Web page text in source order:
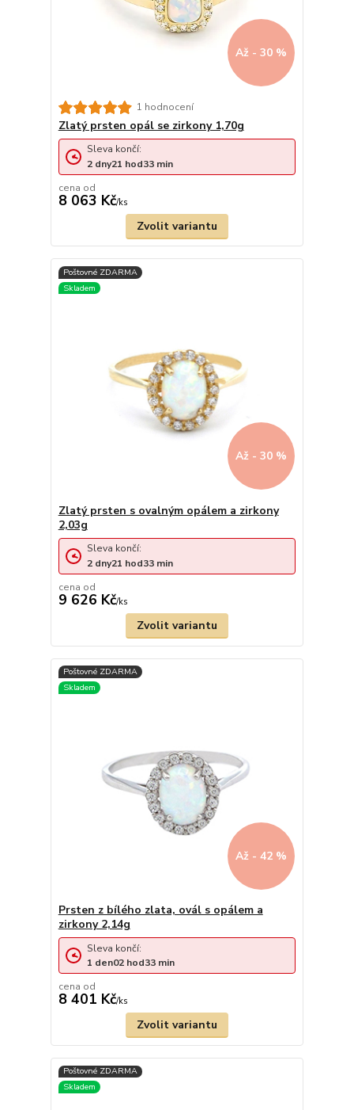
Až - 30 %
1 hodnocení
Zlatý prsten opál se zirkony 1,70g
cena od
8 063 Kč/ks
Sleva končí:
2 dny21 hod33 min
Zvolit variantu
Až - 30 %
Zlatý prsten s ovalným opálem a zirkony
2,03g
cena od
9 626 Kč/ks
Sleva končí:
2 dny21 hod33 min
Zvolit variantu
Až - 42 %
Prsten z bílého zlata, ovál s opálem a
zirkony 2,14g
cena od
8 401 Kč/ks
Sleva končí:
1 den02 hod33 min
Zvolit variantu